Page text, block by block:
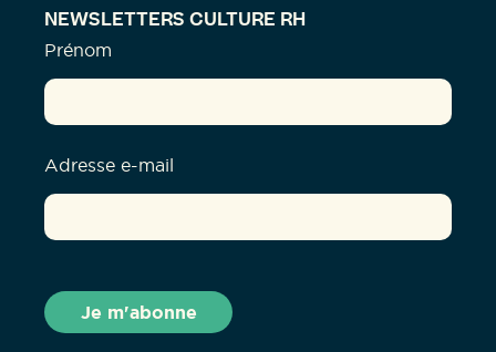
NEWSLETTERS CULTURE RH
Prénom
Adresse e-mail